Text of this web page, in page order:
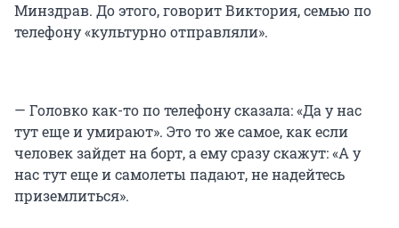
Минздрав. До этого, говорит Виктория, семью по
телефону «культурно отправляли».
— Головко как-то по телефону сказала: «Да у нас
тут еще и умирают». Это то же самое, как если
человек зайдет на борт, а ему сразу скажут: «А у
нас тут еще и самолеты падают, не надейтесь
приземлиться».